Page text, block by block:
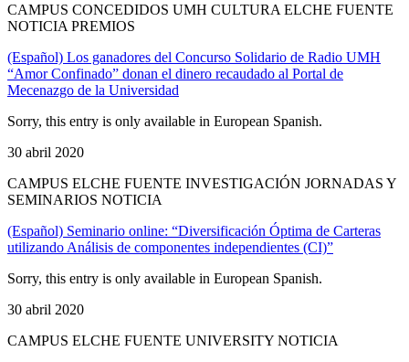
CAMPUS CONCEDIDOS UMH CULTURA ELCHE FUENTE
NOTICIA PREMIOS
(Español) Los ganadores del Concurso Solidario de Radio UMH
“Amor Confinado” donan el dinero recaudado al Portal de
Mecenazgo de la Universidad
Sorry, this entry is only available in European Spanish.
30 abril 2020
CAMPUS ELCHE FUENTE INVESTIGACIÓN JORNADAS Y
SEMINARIOS NOTICIA
(Español) Seminario online: “Diversificación Óptima de Carteras
utilizando Análisis de componentes independientes (CI)”
Sorry, this entry is only available in European Spanish.
30 abril 2020
CAMPUS ELCHE FUENTE UNIVERSITY NOTICIA